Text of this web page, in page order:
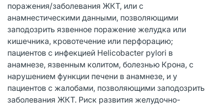
поражения/заболевания ЖКТ, или с
анамнестическими данными, позволяющими
заподозрить язвенное поражение желудка или
кишечника, кровотечение или перфорацию;
пациентов с инфекцией Helicobacter pylori в
анамнезе, язвенным колитом, болезнью Крона, с
нарушением функции печени в анамнезе, и у
пациентов с жалобами, позволяющими заподозрить
заболевания ЖКТ. Риск развития желудочно-